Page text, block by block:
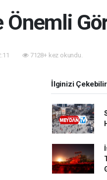
Önemli
7128+ kez okundu.
İlginizi Çekebilir